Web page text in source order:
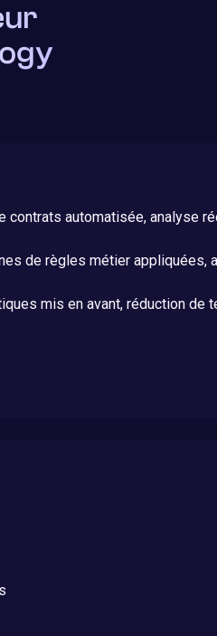
automatisée, analyse
de règles métier appliquées,
mis en avant, réduction de